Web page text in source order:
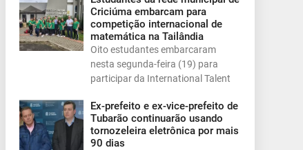
Criciúma embarcam para
competição internacional de
matemática na Tailândia
Oito estudantes embarcaram
nesta segunda-feira (19) para
participar da International Talent
Ex-prefeito e ex-vice-prefeito de
Tubarão continuarão usando
tornozeleira eletrônica por mais
90 dias